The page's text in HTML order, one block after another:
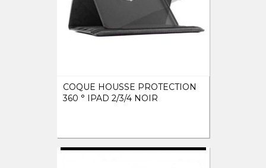
COQUE HOUSSE PROTECTION
360 ° IPAD 2/3/4 NOIR